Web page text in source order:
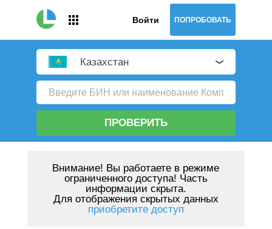
Войти ПОПРОБОВАТЬ
Казахстан
ПРОВЕРИТЬ
Внимание! Вы работаете в режиме
ограниченного доступа! Часть
информации скрыта.
Для отображения скрытых данных
приобретите доступ